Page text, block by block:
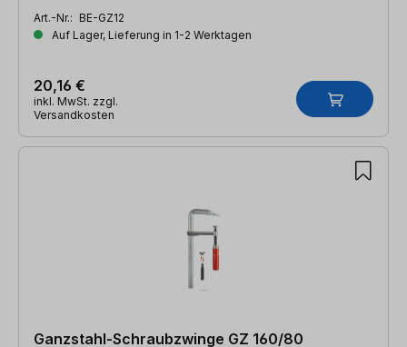
Art.-Nr.: BE-GZ12
Auf Lager, Lieferung in 1-2 Werktagen
20,16 €
inkl. MwSt. zzgl.
Versandkosten
Ganzstahl-Schraubzwinge GZ 160/80